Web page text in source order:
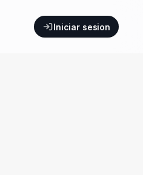
Iniciar sesion